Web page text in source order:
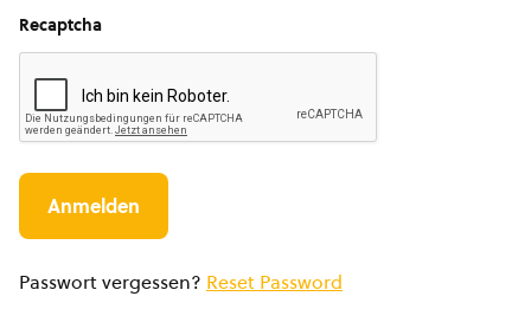
Recaptcha
Passwort vergessen? Reset Password